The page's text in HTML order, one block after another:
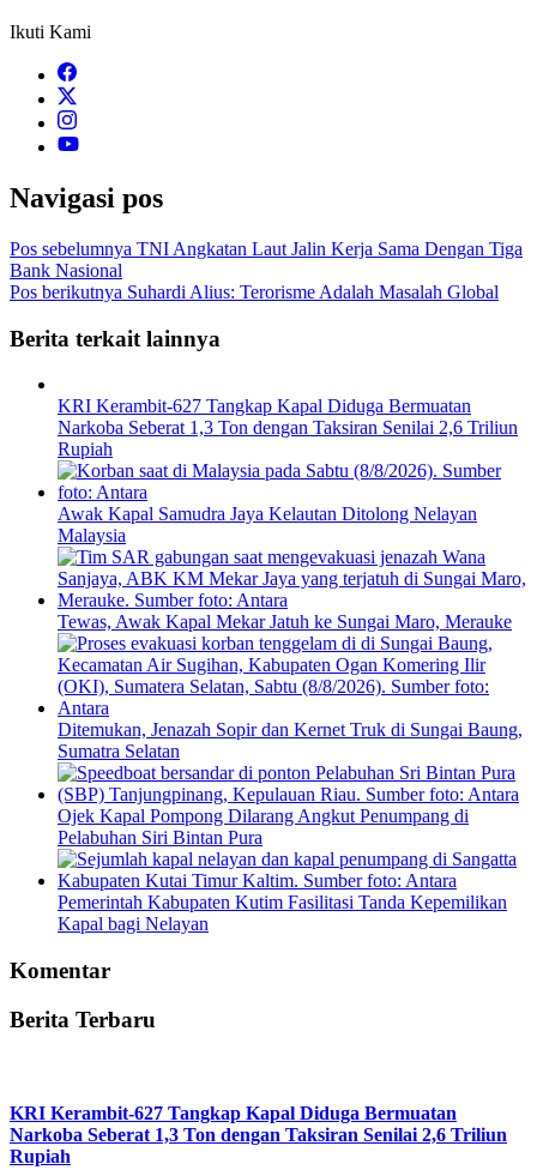
Ikuti Kami
Navigasi pos
Pos sebelumnya TNI Angkatan Laut Jalin Kerja Sama Dengan Tiga
Bank Nasional
Pos berikutnya Suhardi Alius: Terorisme Adalah Masalah Global
Berita terkait lainnya
KRI Kerambit-627 Tangkap Kapal Diduga Bermuatan
Narkoba Seberat 1,3 Ton dengan Taksiran Senilai 2,6 Triliun
Rupiah
Awak Kapal Samudra Jaya Kelautan Ditolong Nelayan
Malaysia
Tewas, Awak Kapal Mekar Jatuh ke Sungai Maro, Merauke
Ditemukan, Jenazah Sopir dan Kernet Truk di Sungai Baung,
Sumatra Selatan
Ojek Kapal Pompong Dilarang Angkut Penumpang di
Pelabuhan Siri Bintan Pura
Pemerintah Kabupaten Kutim Fasilitasi Tanda Kepemilikan
Kapal bagi Nelayan
Komentar
Berita Terbaru
KRI Kerambit-627 Tangkap Kapal Diduga Bermuatan
Narkoba Seberat 1,3 Ton dengan Taksiran Senilai 2,6 Triliun
Rupiah